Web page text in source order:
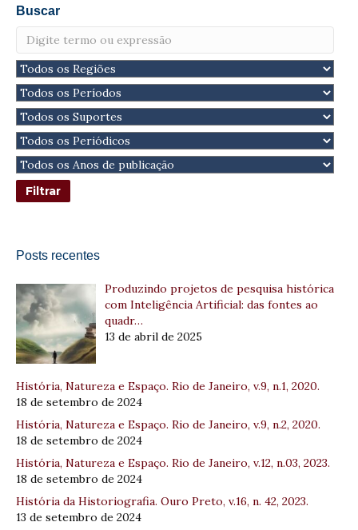
Buscar
Posts recentes
Produzindo projetos de pesquisa histórica
com Inteligência Artificial: das fontes ao
quadr…
13 de abril de 2025
História, Natureza e Espaço. Rio de Janeiro, v.9, n.1, 2020.
18 de setembro de 2024
História, Natureza e Espaço. Rio de Janeiro, v.9, n.2, 2020.
18 de setembro de 2024
História, Natureza e Espaço. Rio de Janeiro, v.12, n.03, 2023.
18 de setembro de 2024
História da Historiografia. Ouro Preto, v.16, n. 42, 2023.
13 de setembro de 2024